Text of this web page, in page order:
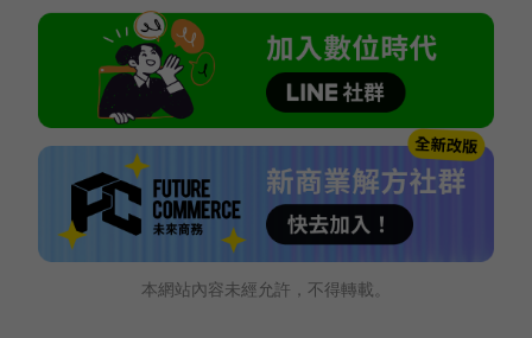
本網站內容未經允許，不得轉載。